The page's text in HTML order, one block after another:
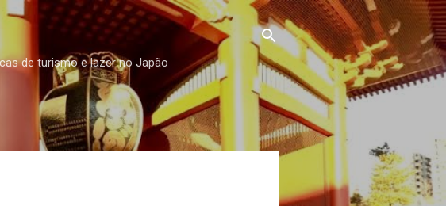
de turismo e lazer no Japão